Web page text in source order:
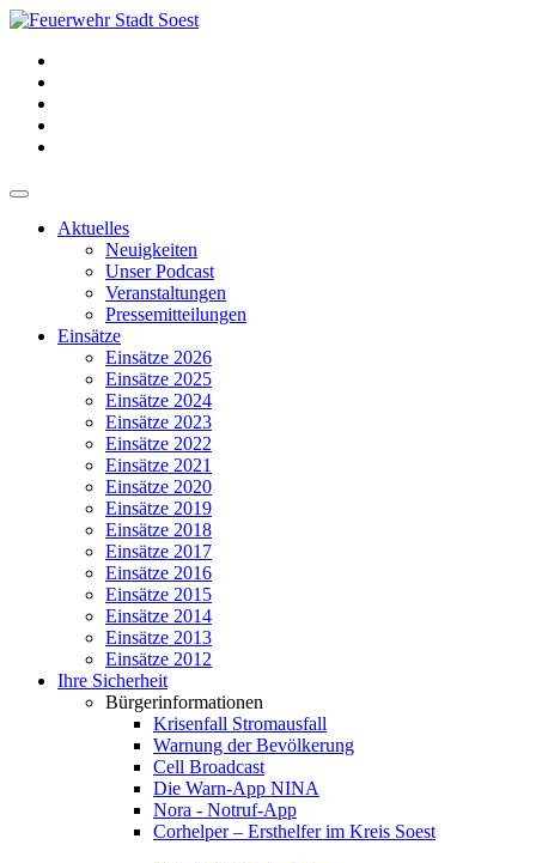
Aktuelles
Neuigkeiten
Unser Podcast
Veranstaltungen
Pressemitteilungen
Einsätze
Einsätze 2026
Einsätze 2025
Einsätze 2024
Einsätze 2023
Einsätze 2022
Einsätze 2021
Einsätze 2020
Einsätze 2019
Einsätze 2018
Einsätze 2017
Einsätze 2016
Einsätze 2015
Einsätze 2014
Einsätze 2013
Einsätze 2012
Ihre Sicherheit
Bürgerinformationen
Krisenfall Stromausfall
Warnung der Bevölkerung
Cell Broadcast
Die Warn-App NINA
Nora - Notruf-App
Corhelper – Ersthelfer im Kreis Soest